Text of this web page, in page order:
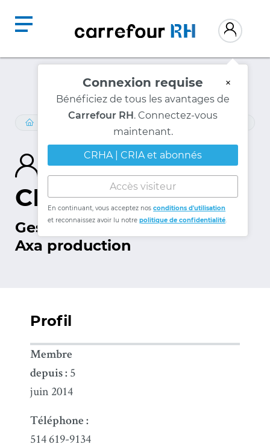
Connexion requise ×
Bénéficiez de tous les avantages de
Carrefour RH . Connectez-vous
maintenant.
CRHA | CRIA et abonnés
Accès visiteur
En continuant, vous acceptez nosconditions d'utilisation
et reconnaissez avoir lu notrepolitique de confidentialité
Jacynthe Boyer,
CRHA
Gestionnaire
Axa production
Profil
Membre
depuis : 5
juin 2014
Téléphone :
514 619-9134